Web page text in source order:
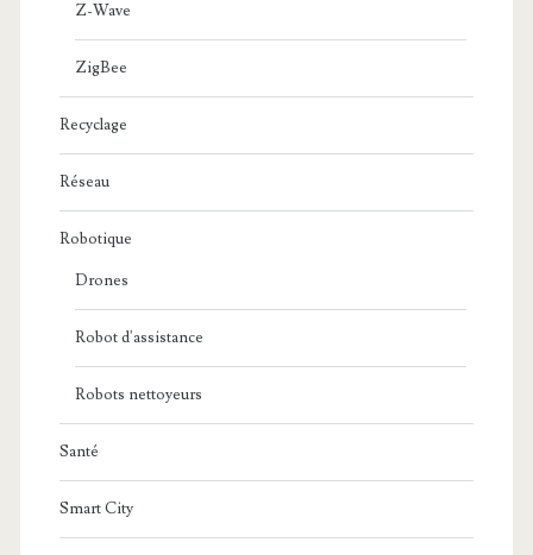
Z-Wave
ZigBee
Recyclage
Réseau
Robotique
Drones
Robot d'assistance
Robots nettoyeurs
Santé
Smart City